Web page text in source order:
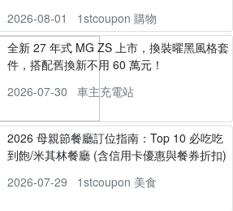
2026-08-01
1stcoupon 購物
全新 27 年式 MG ZS 上市，換裝曜黑風格套
件，搭配舊換新不用 60 萬元！
2026-07-30
車主充電站
2026 母親節餐廳訂位指南：Top 10 必吃吃
到飽/米其林餐廳 (含信用卡優惠與餐券折扣)
2026-07-29
1stcoupon 美食